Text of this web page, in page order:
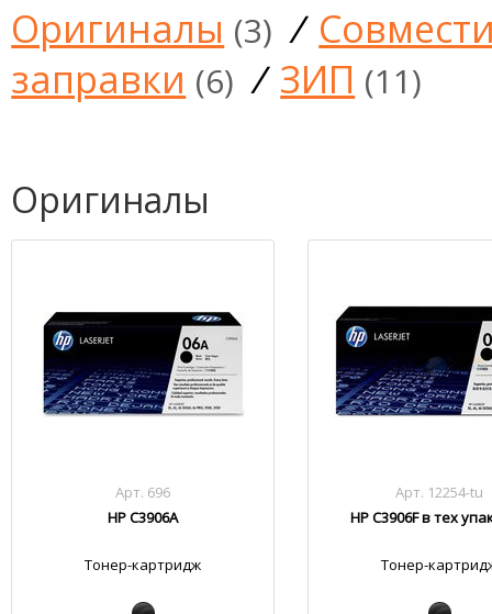
Оригиналы (3) /
заправки (6) / ЗИП (11)
Оригиналы
Арт. 696
HP C3906A
Тонер-картридж
Арт. 12254-tu
HP C3906F в тех
Тонер-